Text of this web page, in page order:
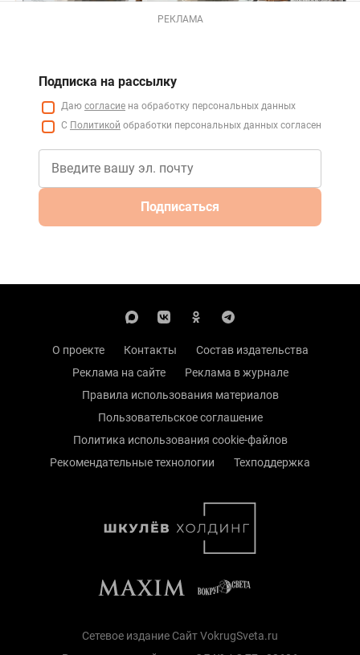
РЕКЛАМА
Подписка на рассылку
Даю согласие на обработку персональных данных
С Политикой обработки персональных данных согласен
Подписаться
О проекте Контакты
Состав издательства
Реклама на сайте
Реклама в журнале
Правила использования материалов
Пользовательское соглашение
Политика использования cookie-файлов
Рекомендательные технологии
Техподдержка
Сетевое издание Сайт VokrugSveta.ru